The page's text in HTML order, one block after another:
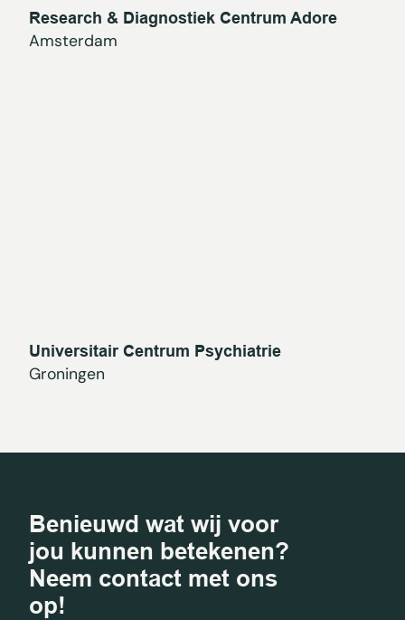
Research & Diagnostiek Centrum Adore
Amsterdam
Universitair Centrum Psychiatrie
Groningen
Benieuwd wat wij voor
jou kunnen betekenen?
Neem contact met ons
op!